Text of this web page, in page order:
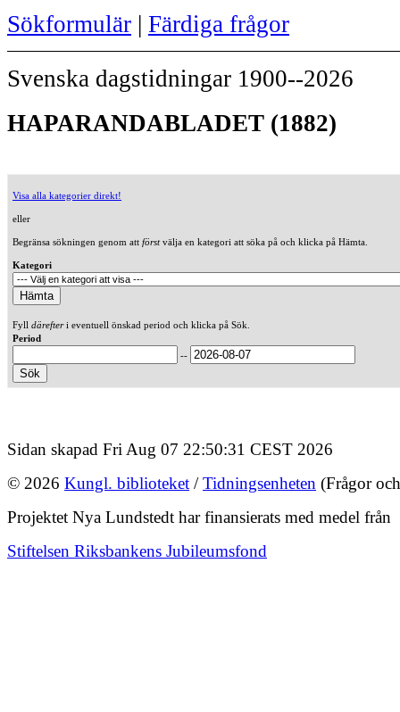
Sökformulär | Färdiga frågor
Svenska dagstidningar 1900--2026
HAPARANDABLADET (1882)
Visa alla kategorier direkt!
eller
Begränsa sökningen genom att förstvälja en kategori att söka på och klicka på Hämta.
Kategori
Fyll därefteri eventuell önskad period och klicka på Sök.
Period
--
Sidan skapad Fri Aug 07 22:50:31 CEST 2026
© 2026 Kungl. biblioteket /Tidningsenheten (Frågor
Projektet Nya Lundstedt har finansierats med medel från
Stiftelsen Riksbankens Jubileumsfond